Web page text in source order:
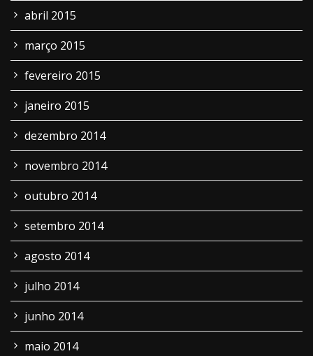
abril 2015
março 2015
fevereiro 2015
janeiro 2015
dezembro 2014
novembro 2014
outubro 2014
setembro 2014
agosto 2014
julho 2014
junho 2014
maio 2014